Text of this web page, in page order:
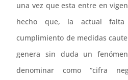
una vez que esta entre en
hecho que, la actual
cumplimiento de medidas
genera sin duda un
denominar como “cifra